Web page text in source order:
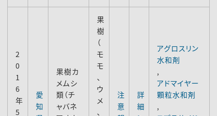
2
0
1
6
年
5
愛
知
果樹カ
メムシ
類（チ
ャバネ
果
樹
（
モ
モ
、
ウ
メ
、
注
意
詳
細
アグロスリン
水和剤
,
アドマイヤー
顆粒水和剤
,